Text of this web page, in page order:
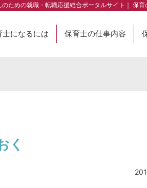
のための就職・転職応援総合ポータルサイト｜ 保
士になるには 保育士の仕事内容
く